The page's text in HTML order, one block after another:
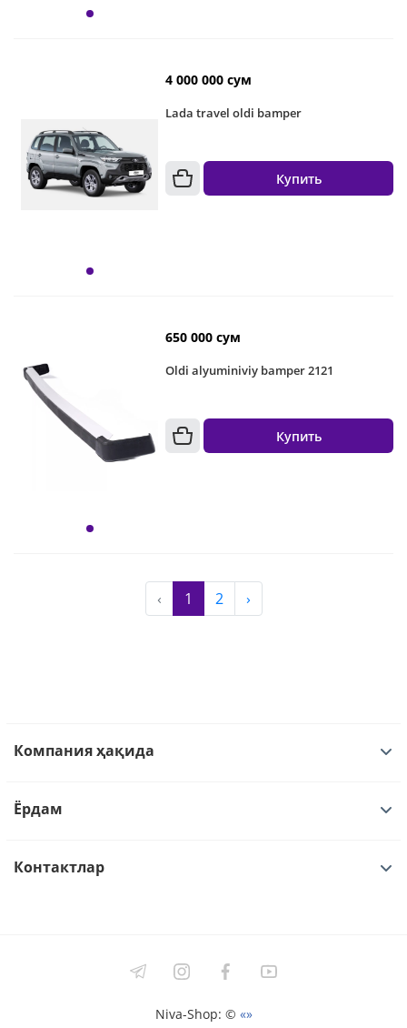
4 000 000 сум
Lada travel oldi bamper
Купить
650 000 сум
Oldi alyuminiviy bamper 2121
Купить
‹ 1 2 ›
Компания ҳақида
Ёрдам
Контактлар
Niva-Shop: © «»